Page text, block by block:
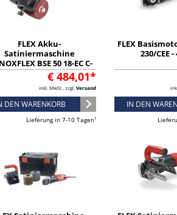
FLEX Akku-
Satiniermaschine
BSE 50 18-EC C-
Set - 532119€ 484,01*
inkl. MwSt., zzgl. Versand
DEN WARENKORB
Lieferung in 7-10 Tagen¹
FLEX
230/CEE -
IN DEN